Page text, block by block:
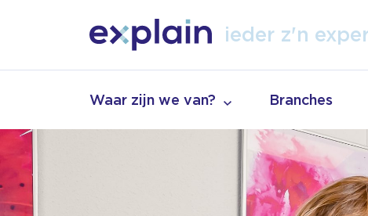
ieder z'n vak
Waar zijn we van? Branches